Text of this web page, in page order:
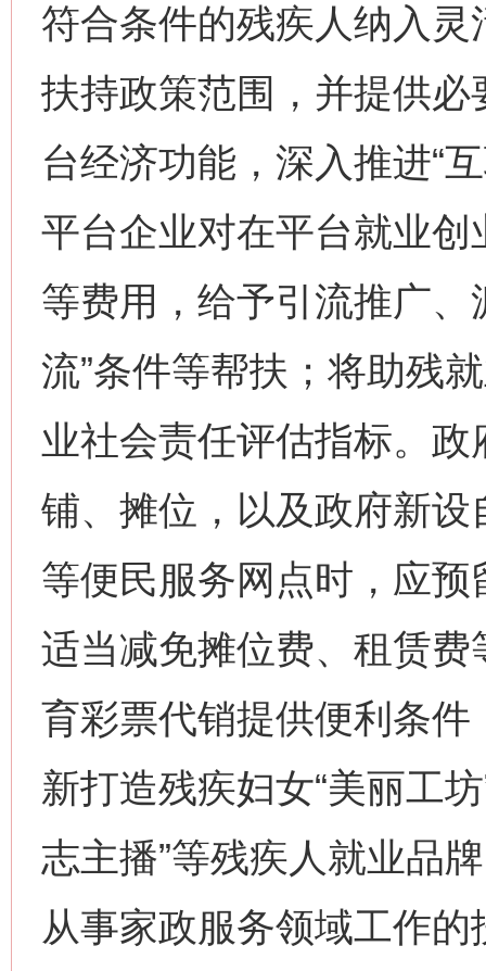
符合条件的残疾人纳入
扶持政策范围，并提供
台经济功能，深入推进“
平台企业对在平台就业
等费用，给予引流推广、
流”条件等帮扶；将助残
业社会责任评估指标。
铺、摊位，以及政府新
等便民服务网点时，应
适当减免摊位费、租赁
育彩票代销提供便利条
新打造残疾妇女“美丽工
志主播”等残疾人就业品
从事家政服务领域工作